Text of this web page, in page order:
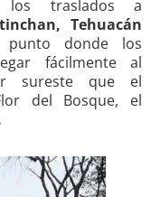
los traslados a
Tehuacán
donde los
fácilmente al
sureste que el
del Bosque, el